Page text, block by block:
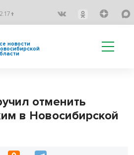
новости
отменить
в Новосибирской